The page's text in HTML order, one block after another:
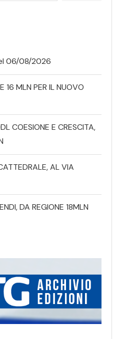
06/08/2026
16 MLN PER IL NUOVO
COESIONE E CRESCITA,
AL VIA
DA REGIONE 18MLN